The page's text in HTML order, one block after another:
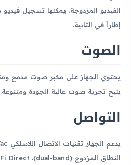
إطاراً في الثانية.
الصوت
يتيح تجربة صوت عالية الجودة ومتنوعة.
التواصل